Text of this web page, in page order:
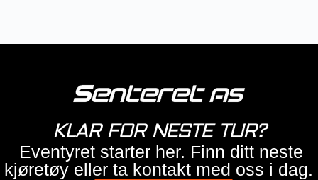
KLAR FOR NESTE TUR?
Eventyret starter her. Finn ditt neste
kjøretøy eller ta kontakt med oss i dag.